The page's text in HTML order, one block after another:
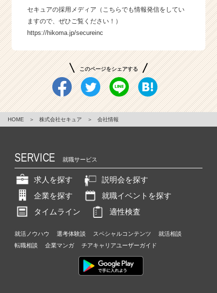
セキュアの採用メディア（こちらでも情報発信をしてい
ますので、ぜひご覧ください！）
https://hikoma.jp/secureinc
このページをシェアする
HOME ＞ 株式会社セキュア ＞ 会社情報
SERVICE 就職サービス
求人を探す
説明会を探す
企業を探す
就職イベントを探す
タイムライン
適性検査
就活ノウハウ 選考体験談 スペシャルコンテンツ
就活相談
転職相談
企業マンガ チアキャリアユーザーガイド